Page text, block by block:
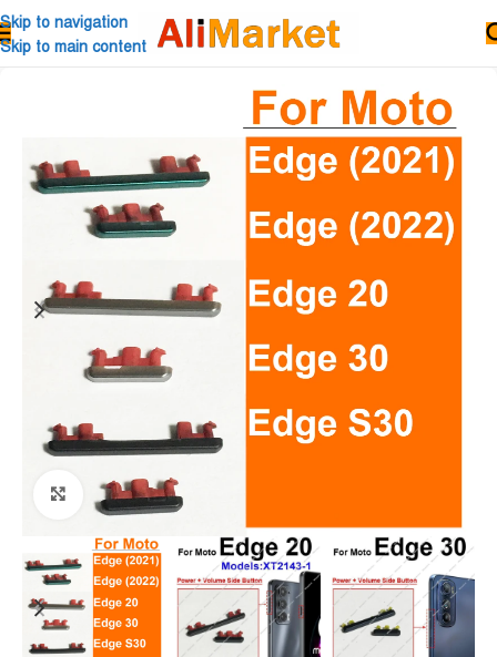
Skip to navigation
Skip to main content
Click to enlarge